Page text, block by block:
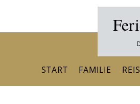
START FAMILIE